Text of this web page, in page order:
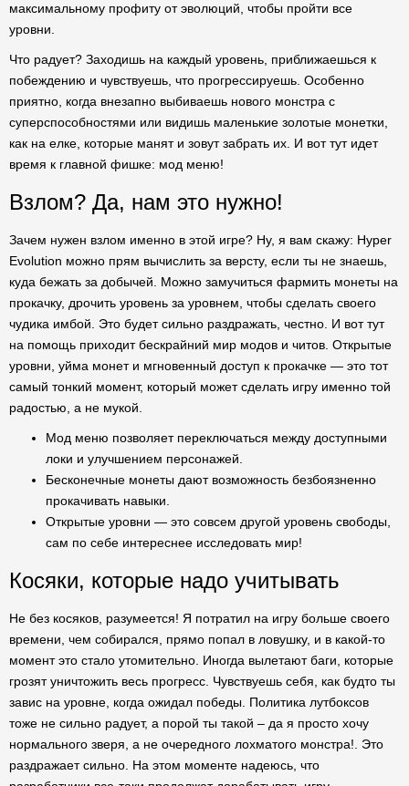
максимальному профиту от эволюций, чтобы пройти все
уровни.
Что радует? Заходишь на каждый уровень, приближаешься к
побеждению и чувствуешь, что прогрессируешь. Особенно
приятно, когда внезапно выбиваешь нового монстра с
суперспособностями или видишь маленькие золотые монетки,
как на елке, которые манят и зовут забрать их. И вот тут идет
время к главной фишке: мод меню!
Взлом? Да, нам это нужно!
Зачем нужен взлом именно в этой игре? Ну, я вам скажу: Hyper
Evolution можно прям вычислить за версту, если ты не знаешь,
куда бежать за добычей. Можно замучиться фармить монеты на
прокачку, дрочить уровень за уровнем, чтобы сделать своего
чудика имбой. Это будет сильно раздражать, честно. И вот тут
на помощь приходит бескрайний мир модов и читов. Открытые
уровни, уйма монет и мгновенный доступ к прокачке — это тот
самый тонкий момент, который может сделать игру именно той
радостью, а не мукой.
Мод меню позволяет переключаться между доступными
локи и улучшением персонажей.
Бесконечные монеты дают возможность безбоязненно
прокачивать навыки.
Открытые уровни — это совсем другой уровень свободы,
сам по себе интереснее исследовать мир!
Косяки, которые надо учитывать
Не без косяков, разумеется! Я потратил на игру больше своего
времени, чем собирался, прямо попал в ловушку, и в какой-то
момент это стало утомительно. Иногда вылетают баги, которые
грозят уничтожить весь прогресс. Чувствуешь себя, как будто ты
завис на уровне, когда ожидал победы. Политика лутбоксов
тоже не сильно радует, а порой ты такой – да я просто хочу
нормального зверя, а не очередного лохматого монстра!. Это
раздражает сильно. На этом моменте надеюсь, что